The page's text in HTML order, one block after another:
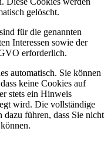
gelöscht.
für die genannten
Interessen sowie der
erforderlich.
automatisch. Sie können
keine Cookies auf
stets ein Hinweis
wird. Die vollständige
führen, dass Sie nicht